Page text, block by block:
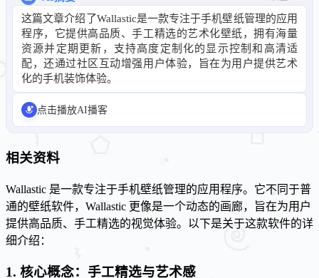
这篇文章介绍了Wallastic是一款专注于手机壁纸管理的应用
程序，它提供高品质、手工精选的艺术化壁纸，拥有海量
资源并定期更新，支持高度定制化的显示控制和高清适
配，还通过社区互动增强用户体验，旨在为用户提供艺术
化的手机装饰体验。
点击播放AI播客
相关资料
Wallastic 是一款专注于手机壁纸管理的应用程序。它不同于普
通的壁纸软件，Wallastic 更像是一个动态的画廊，旨在为用户
提供高品质、手工精选的视觉体验。以下是关于这款软件的详
细介绍：
1. 核心概念：手工精选与艺术感